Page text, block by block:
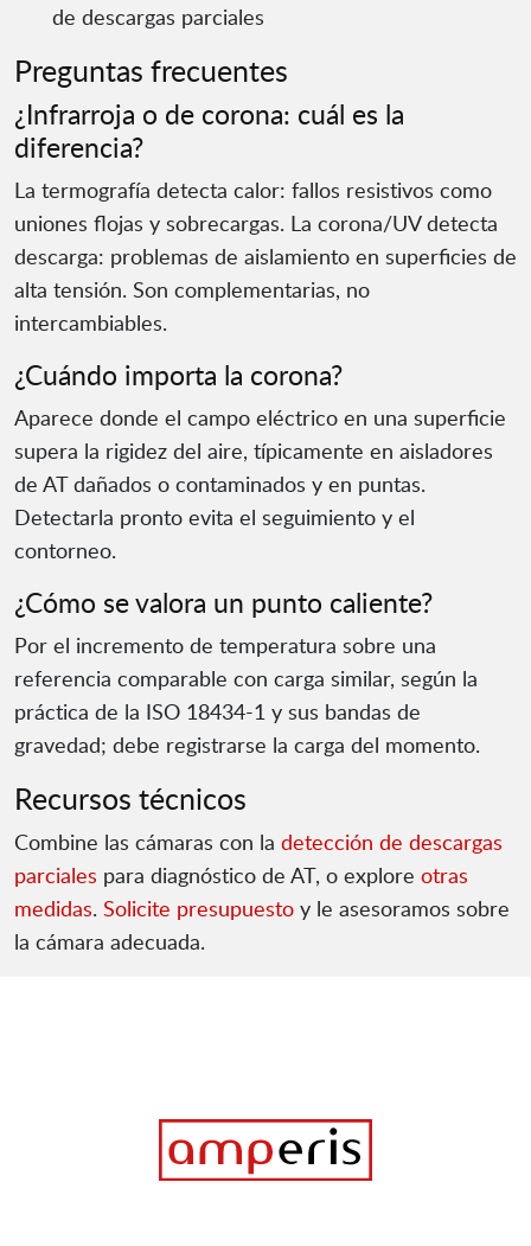
de descargas parciales
Preguntas frecuentes
¿Infrarroja o de corona: cuál es la
diferencia?
La termografía detecta calor: fallos resistivos como
uniones flojas y sobrecargas. La corona/UV detecta
descarga: problemas de aislamiento en superficies de
alta tensión. Son complementarias, no
intercambiables.
¿Cuándo importa la corona?
Aparece donde el campo eléctrico en una superficie
supera la rigidez del aire, típicamente en aisladores
de AT dañados o contaminados y en puntas.
Detectarla pronto evita el seguimiento y el
contorneo.
¿Cómo se valora un punto caliente?
Por el incremento de temperatura sobre una
referencia comparable con carga similar, según la
práctica de la ISO 18434-1 y sus bandas de
gravedad; debe registrarse la carga del momento.
Recursos técnicos
Combine las cámaras con la detección de descargas
parciales para diagnóstico de AT, o explore otras
medidas. Solicite presupuesto y le asesoramos sobre
la cámara adecuada.